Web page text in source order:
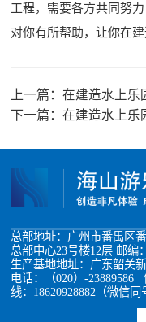
工程，需要各方共同努
对你有所帮助，让你在
上一篇：在建造水上乐
下一篇：在建造水上乐
总部地址：广州市番禺区
总部中心23号楼12层 邮编
生产基地地址：广东韶关
电话：（020）-23889586
线：18620928882（微信